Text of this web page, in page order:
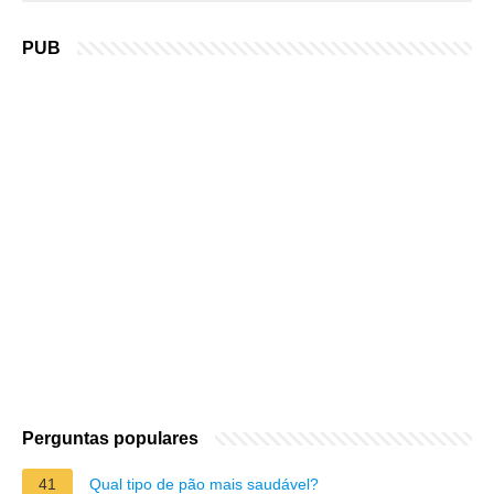
PUB
Perguntas populares
41 Qual tipo de pão mais saudável?